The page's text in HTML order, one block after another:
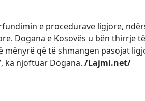
e procedurave ligjore,
Dogana e Kosovës u bën thirrje të
mënyrë që të shmangen pasojat
ka njoftuar Dogana. /Lajmi.net/